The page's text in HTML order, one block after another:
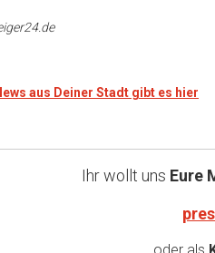
aus Deiner Stadt gibt es hier
Ihr wollt uns Eure